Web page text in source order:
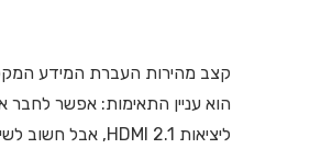
ליציאות HDMI 2.1, אבל חשוב לשים לב שהכבלים הישנים לא יתמכו בקצב העברת הנתונים של 48GB לשניה.